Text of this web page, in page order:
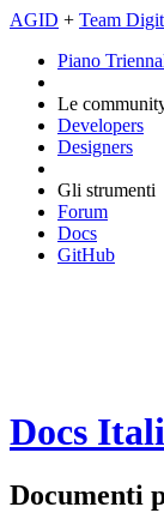
AGID + Team
Piano
Le
Developers
Designers
Gli strumenti
Forum
Docs
GitHub
Docs
Documenti